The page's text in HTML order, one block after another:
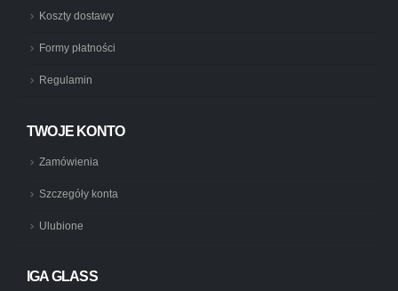
Koszty dostawy
Formy płatności
Regulamin
TWOJE KONTO
Zamówienia
Szczegóły konta
Ulubione
IGA GLASS